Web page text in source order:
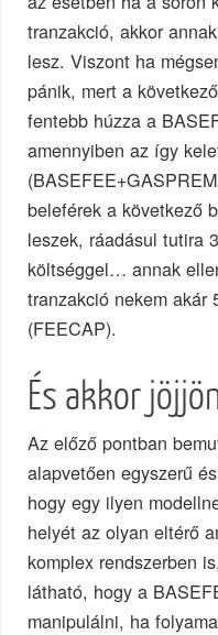
tranzakció, akkor
lesz. Viszont ha
pánik, mert a
fentebb húzza a
amennyiben az így
beleférek a következő
leszek, ráadásul tutira
költséggel… annak
tranzakció nekem akár
(FEECAP).
És akkor
Az előző pontban
alapvetően egyszerű
hogy egy ilyen
helyét az olyan eltérő
komplex rendszerben
látható, hogy a
manipulálni, ha